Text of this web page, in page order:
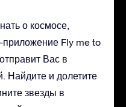
о космосе,
приложение Fly me to
Вас в
Найдите и долетите
звезды в